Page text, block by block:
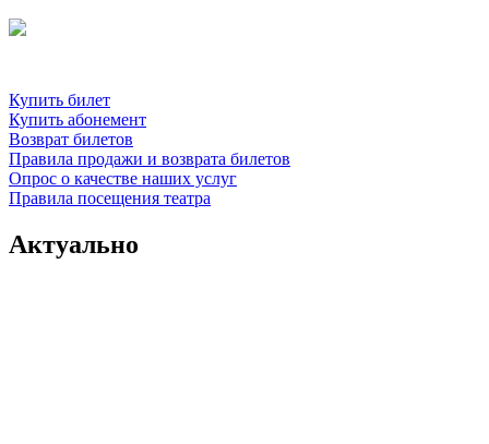
Купить билет
Купить абонемент
Возврат билетов
Правила продажи и возврата билетов
Опрос о качестве наших услуг
Правила посещения театра
Актуально